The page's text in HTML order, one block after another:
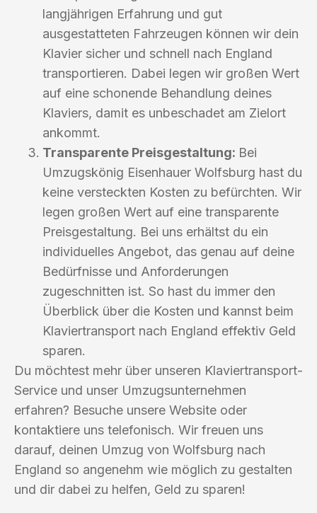
langjährigen Erfahrung und gut
ausgestatteten Fahrzeugen können wir dein
Klavier sicher und schnell nach England
transportieren. Dabei legen wir großen Wert
auf eine schonende Behandlung deines
Klaviers, damit es unbeschadet am Zielort
ankommt.
Transparente Preisgestaltung: Bei
Umzugskönig Eisenhauer Wolfsburg hast du
keine versteckten Kosten zu befürchten. Wir
legen großen Wert auf eine transparente
Preisgestaltung. Bei uns erhältst du ein
individuelles Angebot, das genau auf deine
Bedürfnisse und Anforderungen
zugeschnitten ist. So hast du immer den
Überblick über die Kosten und kannst beim
Klaviertransport nach England effektiv Geld
sparen.
Du möchtest mehr über unseren Klaviertransport-
Service und unser Umzugsunternehmen
erfahren? Besuche unsere Website oder
kontaktiere uns telefonisch. Wir freuen uns
darauf, deinen Umzug von Wolfsburg nach
England so angenehm wie möglich zu gestalten
und dir dabei zu helfen, Geld zu sparen!